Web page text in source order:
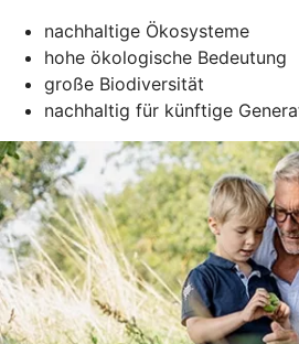
nachhaltige Ökosysteme
hohe ökologische Bedeutung
große Biodiversität
nachhaltig für künftige